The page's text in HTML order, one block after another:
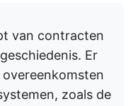
van contracten
Er
zoals de